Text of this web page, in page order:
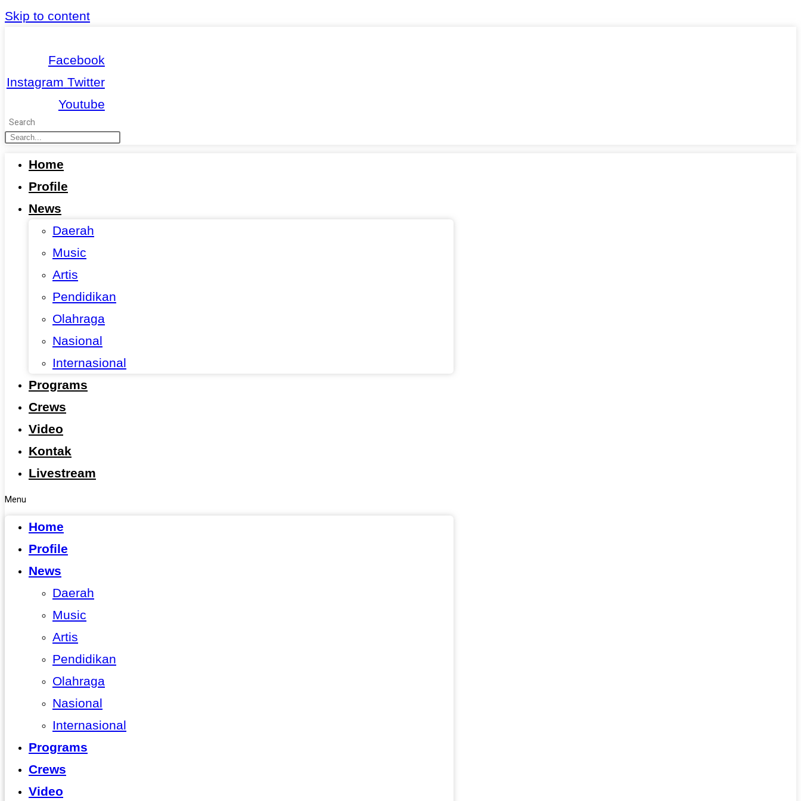
Skip to content
Facebook
Instagram Twitter
Youtube
Search
Home
Profile
News
Daerah
Music
Artis
Pendidikan
Olahraga
Nasional
Internasional
Programs
Crews
Video
Kontak
Livestream
Menu
Home
Profile
News
Daerah
Music
Artis
Pendidikan
Olahraga
Nasional
Internasional
Programs
Crews
Video